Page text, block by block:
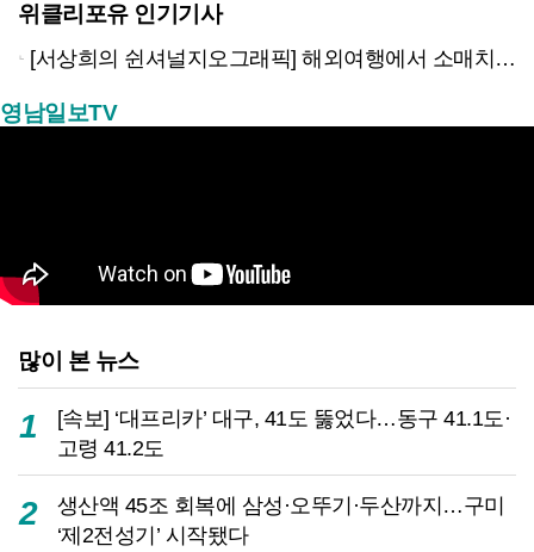
위클리포유 인기기사
[서상희의 쉰셔널지오그래픽] 해외여행에서 소매치기 당하지 않는 다섯가지 방법
영남일보TV
많이 본 뉴스
1
[속보] ‘대프리카’ 대구, 41도 뚫었다…동구 41.1도·
고령 41.2도
2
생산액 45조 회복에 삼성·오뚜기·두산까지…구미
‘제2전성기’ 시작됐다